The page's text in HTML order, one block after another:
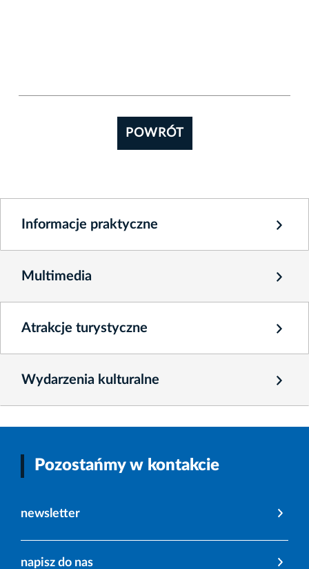
POWRÓT
Informacje praktyczne
Multimedia
Atrakcje turystyczne
Wydarzenia kulturalne
Pozostańmy w kontakcie
newsletter
napisz do nas